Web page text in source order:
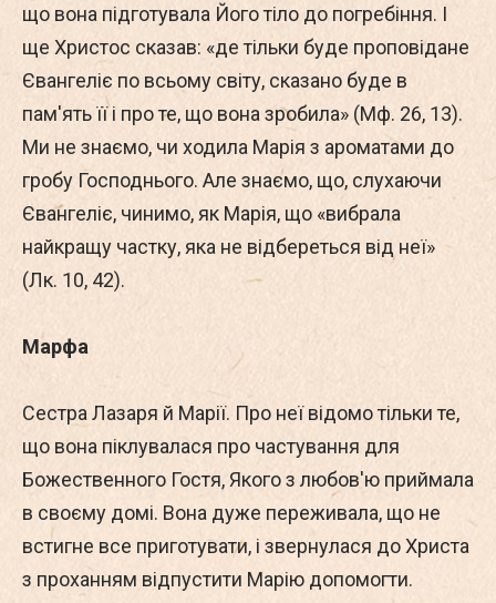
що вона підготувала Його тіло до погребіння. І
ще Христос сказав: «де тільки буде проповідане
Євангеліє по всьому світу, сказано буде в
пам'ять її і про те, що вона зробила» (Мф. 26, 13).
Ми не знаємо, чи ходила Марія з ароматами до
гробу Господнього. Але знаємо, що, слухаючи
Євангеліє, чинимо, як Марія, що «вибрала
найкращу частку, яка не відбереться від неї»
(Лк. 10, 42).
Марфа
Сестра Лазаря й Марії. Про неї відомо тільки те,
що вона піклувалася про частування для
Божественного Гостя, Якого з любов'ю приймала
в своєму домі. Вона дуже переживала, що не
встигне все приготувати, і звернулася до Христа
з проханням відпустити Марію допомогти.